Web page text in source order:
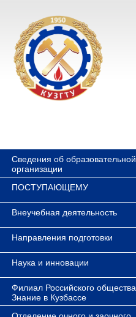
Сведения об образовательной
организации
ПОСТУПАЮЩЕМУ
Внеучебная деятельность
Направления подготовки
Наука и инновации
Филиал Российского общества
Знание в Кузбассе